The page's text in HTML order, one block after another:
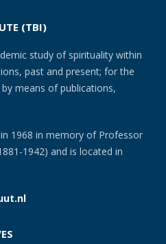
(TBI)
study of spirituality within
past and present; for the
means of publications,
1968 in memory of Professor
1942) and is located in